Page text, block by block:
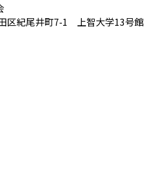
区紀尾井町7-1 上智大学13号館